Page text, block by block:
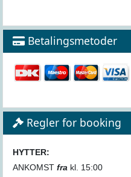
Betalingsmetoder
Regler for booking
HYTTER:
ANKOMST fra kl. 15:00